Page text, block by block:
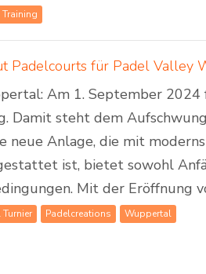
Training
Am 1. September
Damit steht dem
neue Anlage, die mit
ist, bietet sowohl
Mit der Eröffnung
Turnier Padelcreations Wuppertal